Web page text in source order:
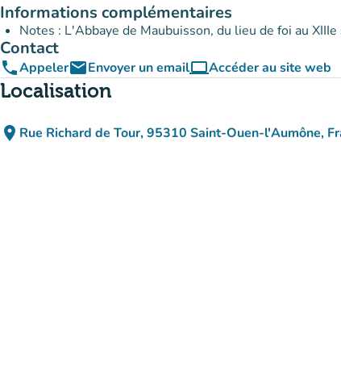
Informations complémentaires
Notes : L'Abbaye de Maubuisson, du lieu de foi au
Contact
phoneAppeleremailEnvoyer un emailcomputerAccéder au site web
(nouvel
Localisation
place Rue Richard de Tour, 95310 Saint-Ouen-l'Aumône,
(ouvrir dans Google Maps)
(nouvel onglet)